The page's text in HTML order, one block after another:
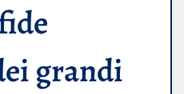
grandi